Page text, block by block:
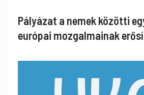
Pályázat a nemek közötti
európai mozgalmainak